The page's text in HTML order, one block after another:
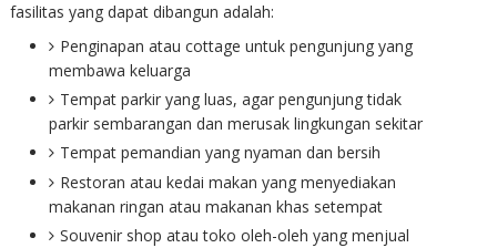
fasilitas yang dapat dibangun adalah:
Penginapan atau cottage untuk pengunjung yang
membawa keluarga
Tempat parkir yang luas, agar pengunjung tidak
parkir sembarangan dan merusak lingkungan sekitar
Tempat pemandian yang nyaman dan bersih
Restoran atau kedai makan yang menyediakan
makanan ringan atau makanan khas setempat
Souvenir shop atau toko oleh-oleh yang menjual